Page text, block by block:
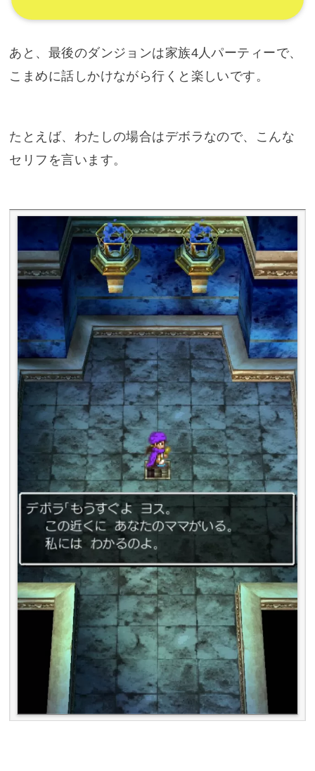
あと、最後のダンジョンは家族4人パーティーで、
こまめに話しかけながら行くと楽しいです。
たとえば、わたしの場合はデボラなので、こんな
セリフを言います。